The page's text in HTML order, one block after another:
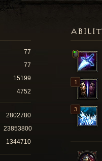
77
77
15199
4752
2802780
23853800
1344710